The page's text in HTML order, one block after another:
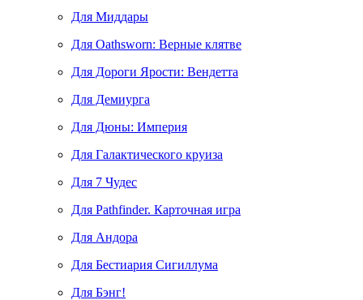
Для Миддары
Для Oathsworn: Верные клятве
Для Дороги Ярости: Вендетта
Для Демиурга
Для Дюны: Империя
Для Галактического круиза
Для 7 Чудес
Для Pathfinder. Карточная игра
Для Андора
Для Бестиария Сигиллума
Для Бэнг!